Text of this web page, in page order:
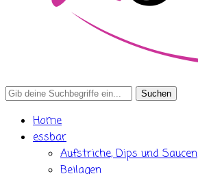
Search
Home
essbar
Aufstriche, Dips und Saucen
Beilagen